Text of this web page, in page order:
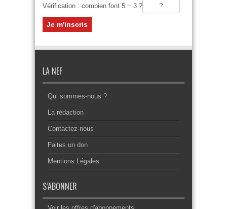
Vérification : combien font 5 − 3 ?
LA NEF
Qui sommes-nous ?
La rédaction
Contactez-nous
Faites un don
Mentions Légales
S’ABONNER